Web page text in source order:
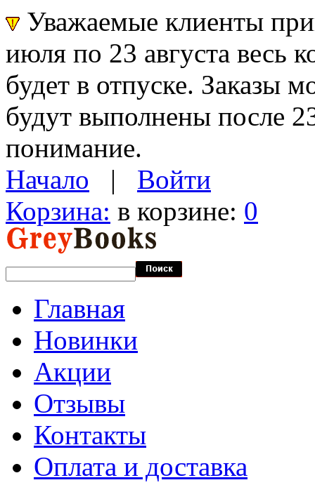
Уважаемые клиенты
июля по 23 августа весь
будет в отпуске. Заказы
будут выполнены после
понимание.
Начало | Войти
Корзина: в корзине: 0
Главная
Новинки
Акции
Отзывы
Контакты
Оплата и доставка